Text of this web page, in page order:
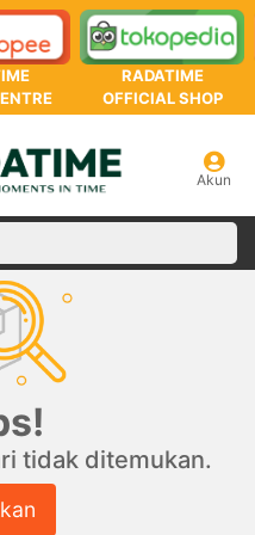
RADATIME
OFFICIAL SHOP
Akun
tidak ditemukan.